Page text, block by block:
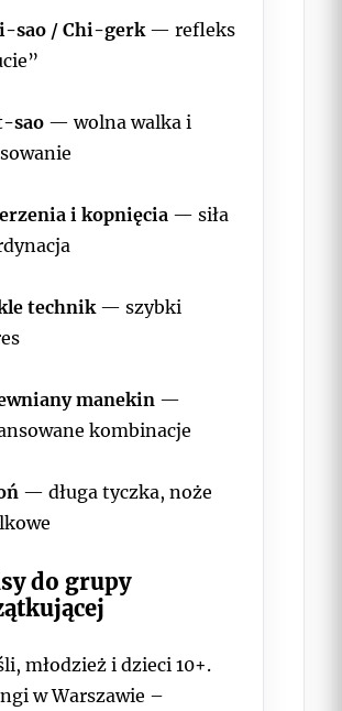
sao / Chi-gerk— refleks
sao — wolna walka i
i kopnięcia — siła
technik— szybki
manekin —
kombinacje
— długa tyczka, noże
do grupy
młodzież i dzieci 10+.
w Warszawie –